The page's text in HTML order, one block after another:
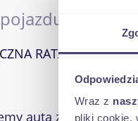
Wraz z
pliki cookie,
RATA NA TEN
auta z wkładem